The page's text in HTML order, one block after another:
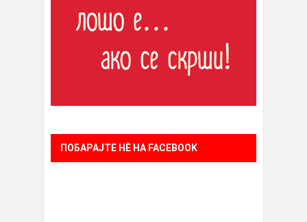
ПОБАРАЈТЕ НÈ НА FACEBOOK